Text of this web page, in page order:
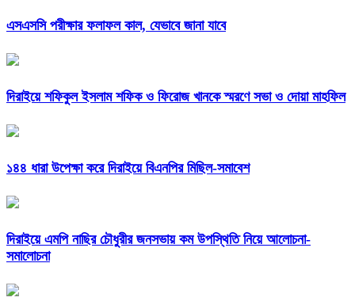
এসএসসি পরীক্ষার ফলাফল কাল, যেভাবে জানা যাবে
দিরাইয়ে শফিকুল ইসলাম শফিক ও ফিরোজ খানকে স্মরণে সভা ও দোয়া মাহফিল
১৪৪ ধারা উপেক্ষা করে দিরাইয়ে বিএনপির মিছিল-সমাবেশ
দিরাইয়ে এমপি নাছির চৌধুরীর জনসভায় কম উপস্থিতি নিয়ে আলোচনা-
সমালোচনা